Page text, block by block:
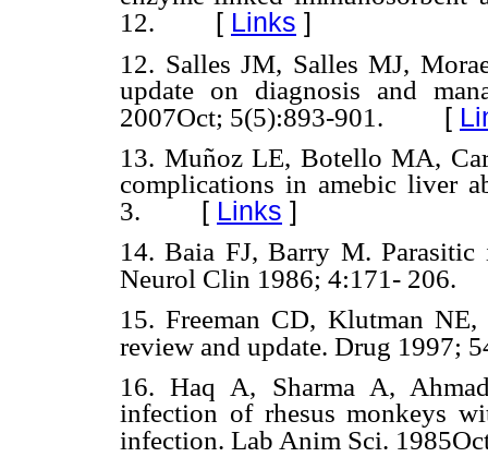
12. [ Links ]
12. Salles JM, Salles MJ,
update on diagnosis and
2007Oct; 5(5):893-901. [
13. Muñoz LE, Botello MA,
complications in amebic liver
3. [ Links ]
14. Baia FJ, Barry M.
Neurol Clin 1986; 4:171- 206.
15. Freeman CD, Klutman
review and update. Drug 1997;
16. Haq A, Sharma A,
infection of rhesus monkeys
infection. Lab Anim Sci.